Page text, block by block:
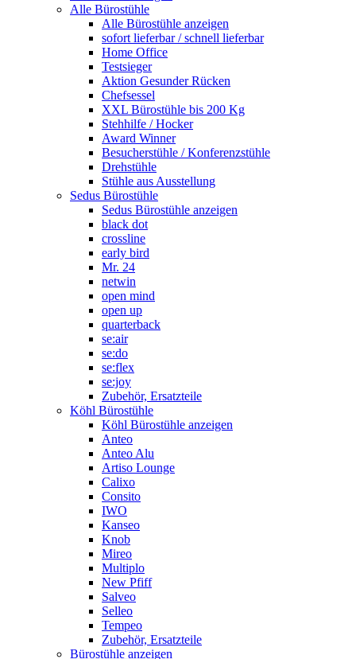
Alle Bürostühle
Alle Bürostühle anzeigen
sofort lieferbar / schnell lieferbar
Home Office
Testsieger
Aktion Gesunder Rücken
Chefsessel
XXL Bürostühle bis 200 Kg
Stehhilfe / Hocker
Award Winner
Besucherstühle / Konferenzstühle
Drehstühle
Stühle aus Ausstellung
Sedus Bürostühle
Sedus Bürostühle anzeigen
black dot
crossline
early bird
Mr. 24
netwin
open mind
open up
quarterback
se:air
se:do
se:flex
se:joy
Zubehör, Ersatzteile
Köhl Bürostühle
Köhl Bürostühle anzeigen
Anteo
Anteo Alu
Artiso Lounge
Calixo
Consito
IWO
Kanseo
Knob
Mireo
Multiplo
New Pfiff
Salveo
Selleo
Tempeo
Zubehör, Ersatzteile
Bürostühle anzeigen